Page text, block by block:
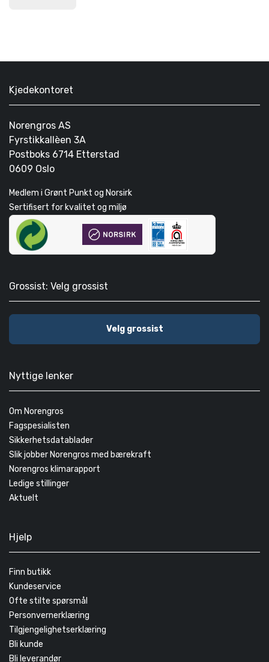
Kjedekontoret
Norengros AS
Fyrstikkallèen 3A
Postboks 6714 Etterstad
0609 Oslo
Medlem i Grønt Punkt og Norsirk
Sertifisert for kvalitet og miljø
Grossist: Velg grossist
Velg grossist
Nyttige lenker
Om Norengros
Fagspesialisten
Sikkerhetsdatablader
Slik jobber Norengros med bærekraft
Norengros klimarapport
Ledige stillinger
Aktuelt
Hjelp
Finn butikk
Kundeservice
Ofte stilte spørsmål
Personvernerklæring
Tilgjengelighetserklæring
Bli kunde
Bli leverandør